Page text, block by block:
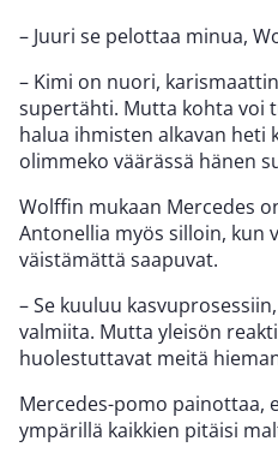
– Juuri se pelottaa minua,
– Kimi on nuori,
supertähti. Mutta kohta voi
halua ihmisten alkavan heti
olimmeko väärässä hänen
Wolffin mukaan Mercedes
Antonellia myös silloin, kun
väistämättä saapuvat.
– Se kuuluu
valmiita. Mutta yleisön
huolestuttavat meitä
Mercedes-pomo painottaa,
ympärillä kaikkien pitäisi